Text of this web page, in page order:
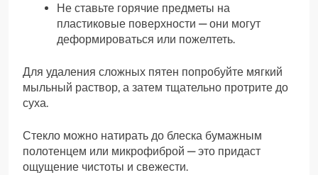
Не ставьте горячие предметы на
пластиковые поверхности — они могут
деформироваться или пожелтеть.
Для удаления сложных пятен попробуйте мягкий
мыльный раствор, а затем тщательно протрите до
суха.
Стекло можно натирать до блеска бумажным
полотенцем или микрофиброй — это придаст
ощущение чистоты и свежести.